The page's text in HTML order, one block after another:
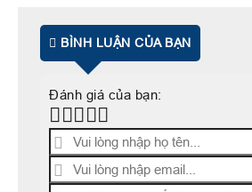
BÌNH LUẬN CỦA BẠN
Đánh giá của bạn: